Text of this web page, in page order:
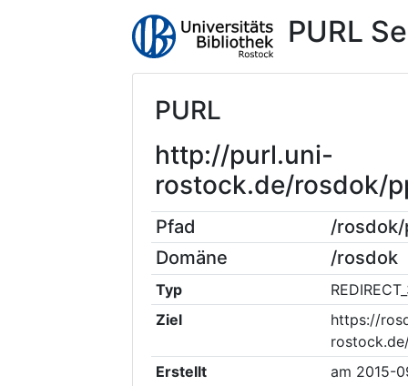
PURL
PURL
http://purl.uni-
rostock.de/rosdok/
Pfad
/
Domäne
/rosdok
Typ
Ziel
https://
Erstellt
am 2015-